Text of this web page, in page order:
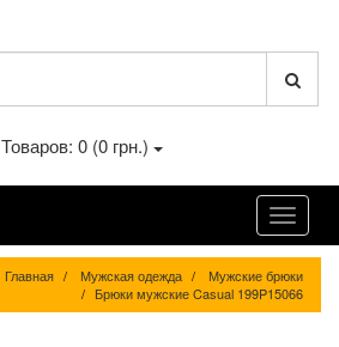
Товаров: 0 (0 грн.)
Главная Мужская одежда
Мужские брюки
Брюки мужские Casual 199P15066